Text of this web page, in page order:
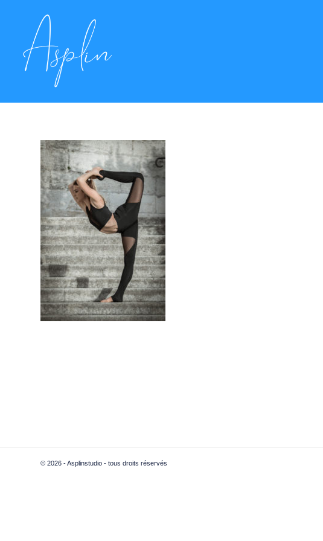
© 2026 - Asplinstudio - tous droits réservés